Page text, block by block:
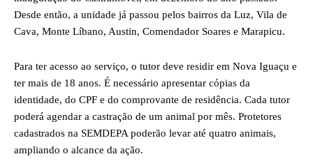
Desde então, a unidade já passou pelos bairros da Luz, Vila de
Cava, Monte Líbano, Austin, Comendador Soares e Marapicu.
Para ter acesso ao serviço, o tutor deve residir em Nova Iguaçu e
ter mais de 18 anos. É necessário apresentar cópias da
identidade, do CPF e do comprovante de residência. Cada tutor
poderá agendar a castração de um animal por mês. Protetores
cadastrados na SEMDEPA poderão levar até quatro animais,
ampliando o alcance da ação.